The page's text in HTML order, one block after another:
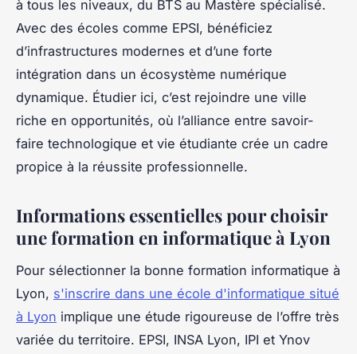
à tous les niveaux, du BTS au Mastère spécialisé.
Avec des écoles comme EPSI, bénéficiez
d’infrastructures modernes et d’une forte
intégration dans un écosystème numérique
dynamique. Étudier ici, c’est rejoindre une ville
riche en opportunités, où l’alliance entre savoir-
faire technologique et vie étudiante crée un cadre
propice à la réussite professionnelle.
Informations essentielles pour choisir
une formation en informatique à Lyon
Pour sélectionner la bonne formation informatique à
Lyon, s'inscrire dans une école d'informatique situé
à Lyon implique une étude rigoureuse de l’offre très
variée du territoire. EPSI, INSA Lyon, IPI et Ynov